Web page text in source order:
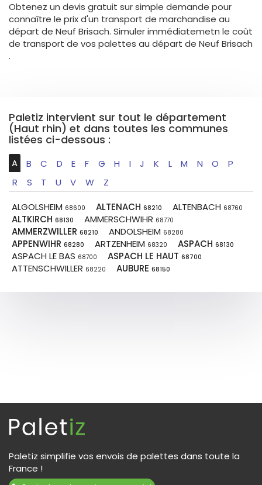
Obtenez un devis gratuit sur simple demande pour
connaître le prix d'un transport de marchandise au
départ de Neuf Brisach. Simuler immédiatemetn le coût
de transport de vos palettes au départ de Neuf Brisach
.
Paletiz intervient sur tout le département
(Haut rhin) et dans toutes les communes
listées ci-dessous :
A B C D E F G H I J K L M N O
P
R
S T U V W
Z
ALGOLSHEIM 68600 ALTENACH 68210 ALTENBACH 68760
ALTKIRCH 68130 AMMERSCHWIHR 68770
AMMERZWILLER 68210 ANDOLSHEIM 68280
APPENWIHR 68280 ARTZENHEIM 68320 ASPACH 68130
ASPACH LE BAS 68700 ASPACH LE HAUT 68700
ATTENSCHWILLER 68220 AUBURE 68150
Paletiz simplifie vos envois de palettes dans toute la
France !